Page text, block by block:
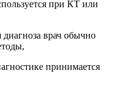
при КТ или
врач обычно
принимается